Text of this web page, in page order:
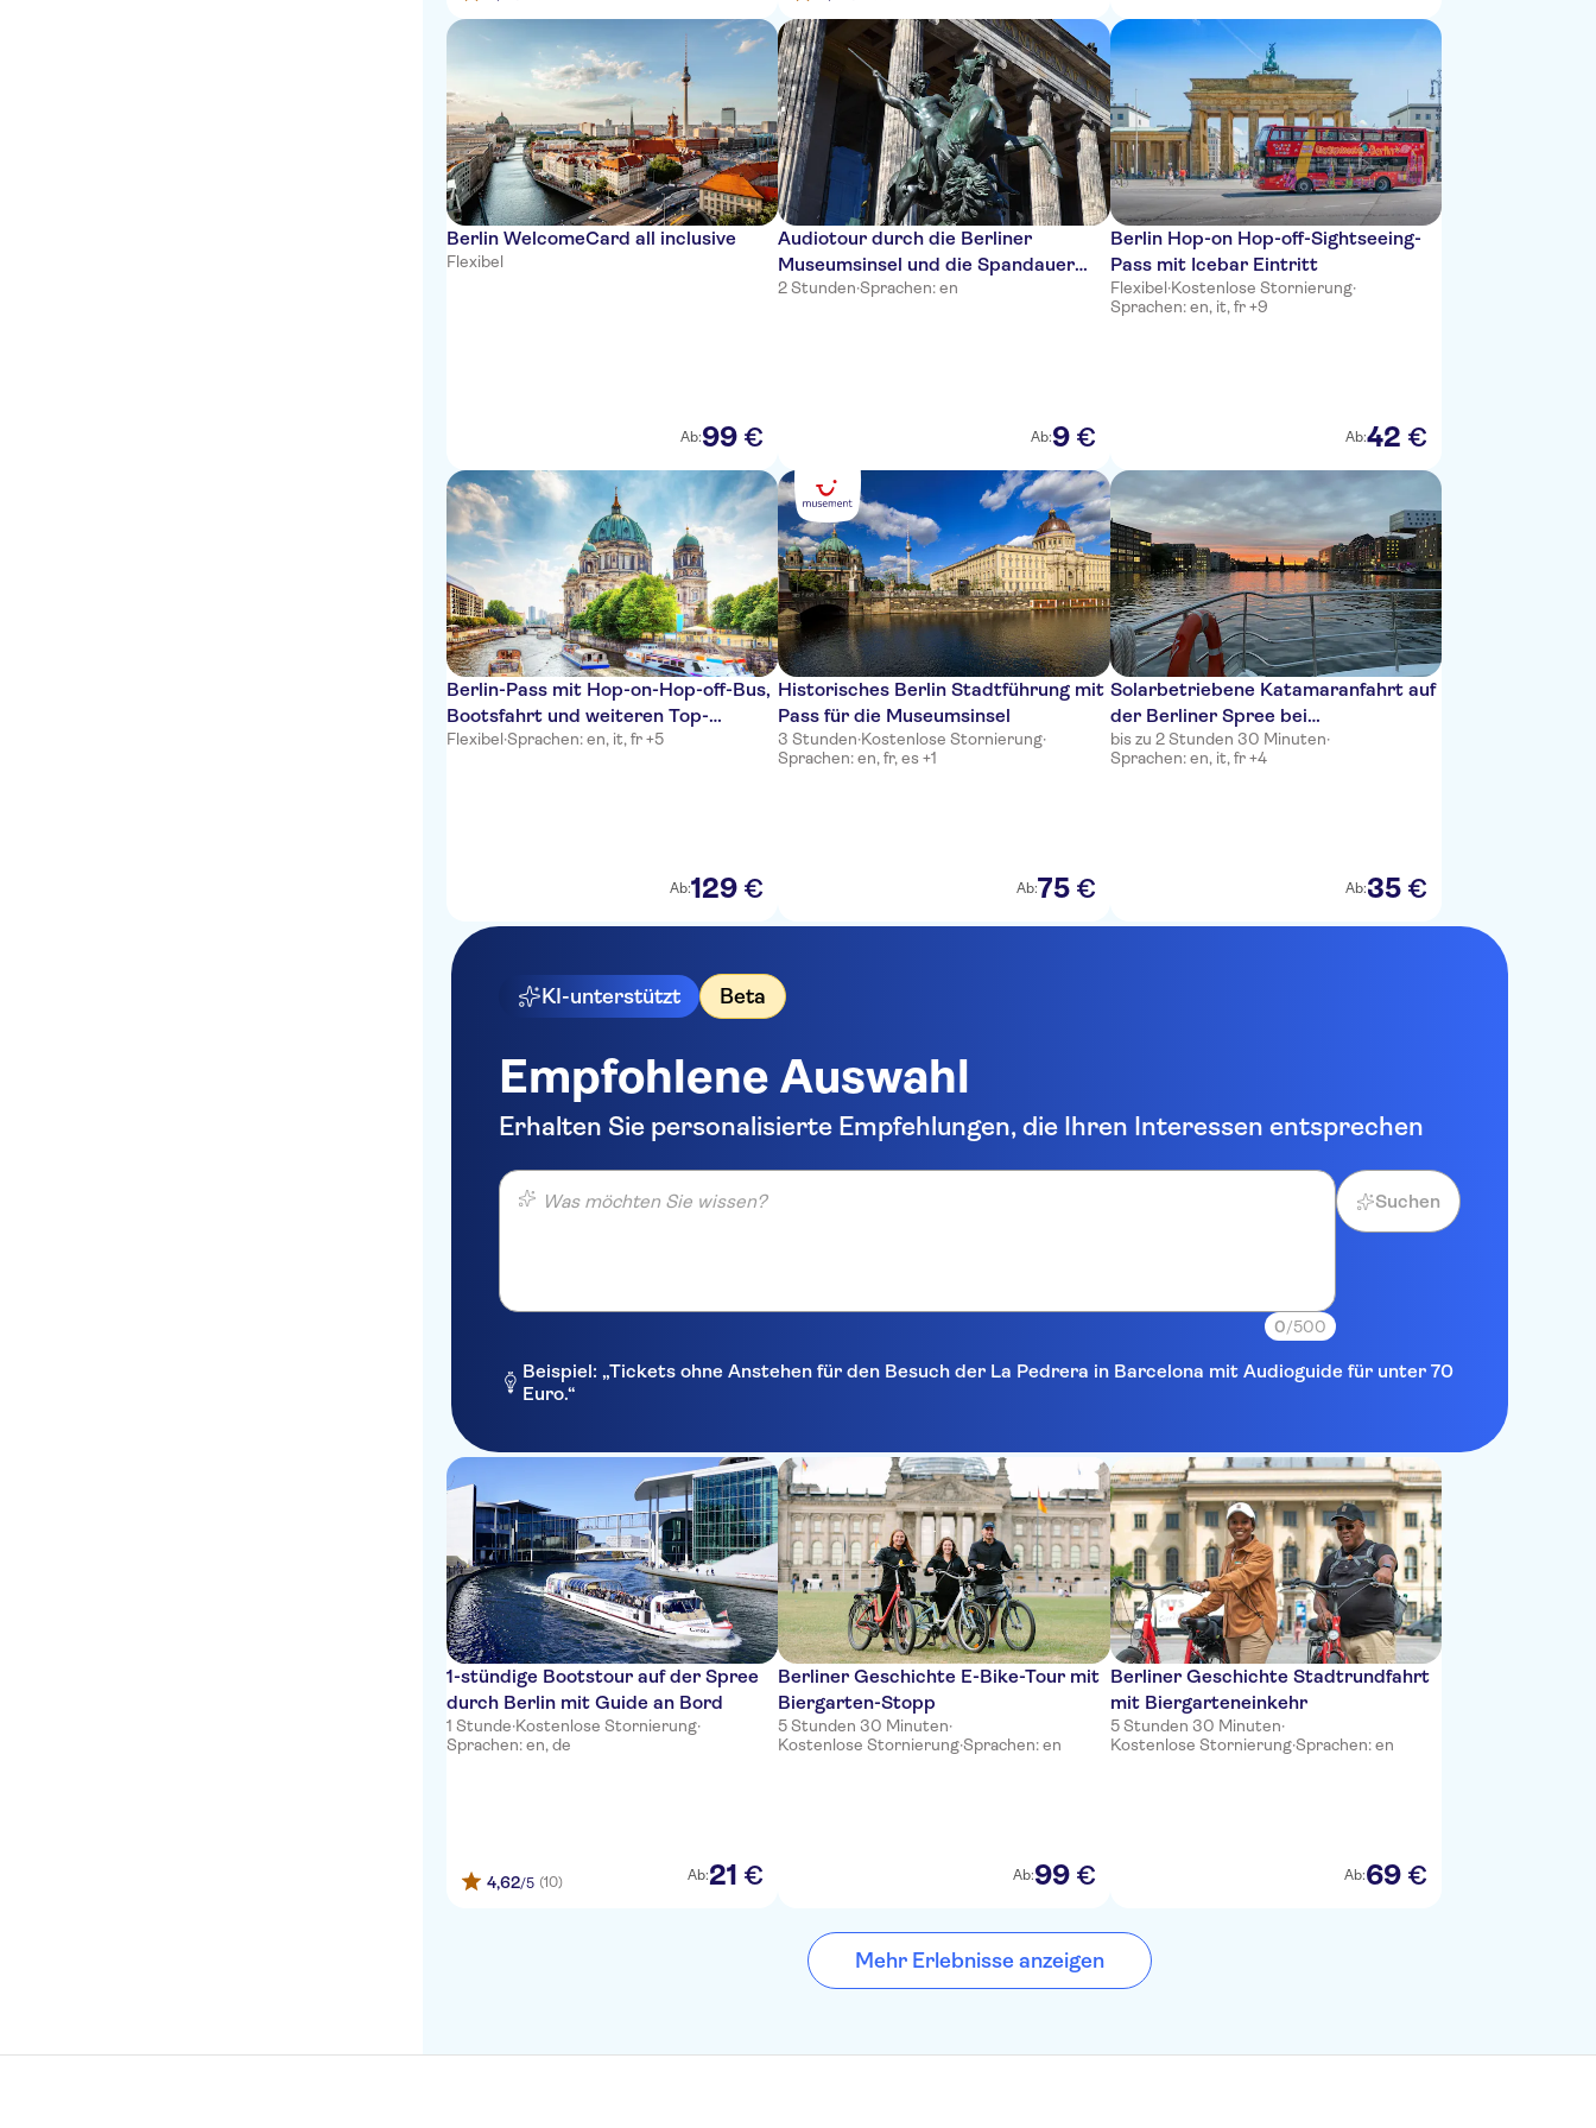
Berlin WelcomeCard all inclusive
Flexibel
Ab:99 €
Audiotour durch die Berliner
Museumsinsel und die Spandauer
Vorstadt
2 Stunden·Sprachen: en
Ab:9 €
Berlin Hop-on Hop-off-Sightseeing-
Pass mit Icebar Eintritt
Flexibel·Kostenlose Stornierung·
Sprachen: en, it, fr +9
Ab:42 €
Berlin-Pass mit Hop-on-Hop-off-Bus,
Bootsfahrt und weiteren Top-
Sehenswürdigkeiten
Flexibel·Sprachen: en, it, fr +5
Ab:129 €
Historisches Berlin Stadtführung mit
Pass für die Museumsinsel
3 Stunden·Kostenlose Stornierung·
Sprachen: en, fr, es +1
Ab:75 €
Solarbetriebene Katamaranfahrt auf
der Berliner Spree bei
Sonnenuntergang
bis zu 2 Stunden 30 Minuten·
Sprachen: en, it, fr +4
Ab:35 €
KI-unterstützt Beta
Empfohlene Auswahl
Erhalten Sie personalisierte Empfehlungen, die Ihren Interessen entsprechen
Was möchten Sie wissen?
0/500
Suchen
Beispiel: „Tickets ohne Anstehen für den Besuch der La Pedrera in Barcelona mit Audioguide für unter 70
Euro.“
1-stündige Bootstour auf der Spree
durch Berlin mit Guide an Bord
1 Stunde·Kostenlose Stornierung·
Sprachen: en, de
4,62/5 (10) Ab:21 €
Berliner Geschichte E-Bike-Tour mit
Biergarten-Stopp
5 Stunden 30 Minuten·
Kostenlose Stornierung·Sprachen: en
Ab:99 €
Berliner Geschichte Stadtrundfahrt
mit Biergarteneinkehr
5 Stunden 30 Minuten·
Kostenlose Stornierung·Sprachen: en
Ab:69 €
Mehr Erlebnisse anzeigen